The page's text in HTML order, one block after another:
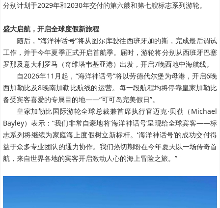
分别计划于2029年和2030年交付的第六艘和第七艘标志系列游轮。
盛大启航，开启全球度假新旅程
随后，“海洋神话号”将从图尔库驶往西班牙加的斯，完成最后调试
工作，并于今年夏季正式开启首航季。届时，游轮将分别从西班牙巴塞
罗那及意大利罗马（奇维塔韦基亚港）出发，开启7晚西地中海航线。
自2026年11月起，“海洋神话号”将以劳德代尔堡为母港，开启6晚
西加勒比及8晚南加勒比航线的运营。每一段航程均将停靠皇家加勒比
备受宾客喜爱的专属目的地——“可可岛完美假日”。
皇家加勒比国际游轮全球总裁兼首席执行官迈克·贝勒（Michael
Bayley）表示：“我们非常自豪地将‘海洋神话号’呈现给全球宾客——标
志系列将继续为家庭海上度假树立新标杆。‘海洋神话号’的成功交付得
益于众多专业团队的通力协作。我们热切期盼在今年夏天以一场传奇首
航，来自世界各地的宾客开启激动人心的海上冒险之旅。”